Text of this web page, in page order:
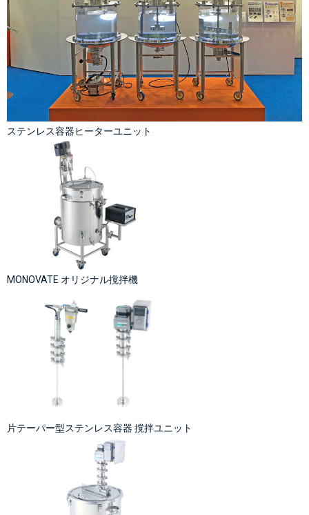
ステンレス容器ヒーターユニット
MONOVATE オリジナル撹拌機
片テーパー型ステンレス容器 撹拌ユニット